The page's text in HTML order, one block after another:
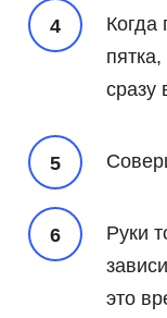
Когда
сразу
Руки
это